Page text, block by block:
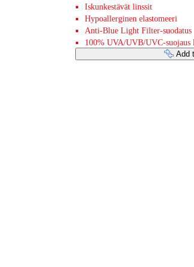
Iskunkestävät linssit
Hypoallerginen elastomeeri
Anti-Blue Light Filter-suodatus
100% UVA/UVB/UVC-suojaus
Add